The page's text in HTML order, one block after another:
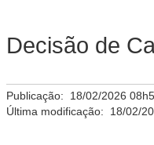
Decisão de
Publicação: 18/02/2026
Última modificação: 18/02/